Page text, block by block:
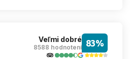
Veľmi dobré
8588 hodnotení 83%